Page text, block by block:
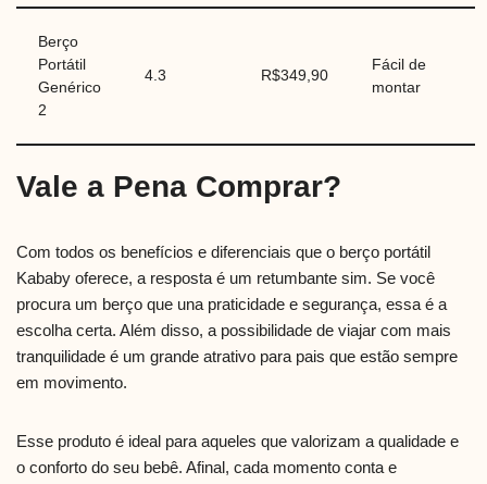
Berço
Portátil
Genérico
2
4.3 R$349,90
Fácil de
montar
Vale a Pena Comprar?
Com todos os benefícios e diferenciais que o berço portátil
Kababy oferece, a resposta é um retumbante sim. Se você
procura um berço que una praticidade e segurança, essa é a
escolha certa. Além disso, a possibilidade de viajar com mais
tranquilidade é um grande atrativo para pais que estão sempre
em movimento.
Esse produto é ideal para aqueles que valorizam a qualidade e
o conforto do seu bebê. Afinal, cada momento conta e